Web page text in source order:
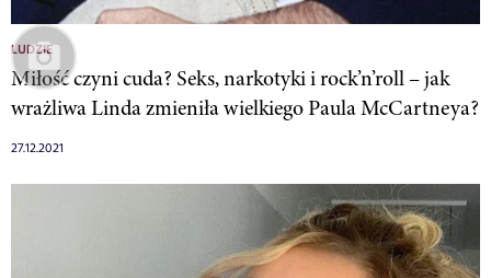
LUDZIE
Miłość czyni cuda? Seks, narkotyki i rock’n’roll – jak
wrażliwa Linda zmieniła wielkiego Paula McCartneya?
27.12.2021